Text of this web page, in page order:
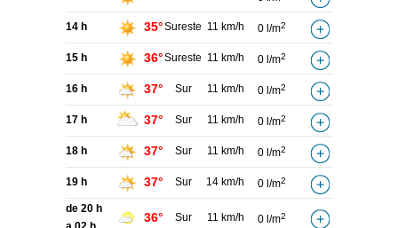
14 h 35°Sureste 11 km/h 0 l/m2
15 h 36°Sureste 11 km/h 0 l/m2
16 h 37° Sur 11 km/h 0 l/m2
17 h 37° Sur 11 km/h 0 l/m2
18 h 37° Sur 11 km/h 0 l/m2
19 h 37° Sur 14 km/h 0 l/m2
de 20 h
36° Sur 11 km/h 0 l/m2